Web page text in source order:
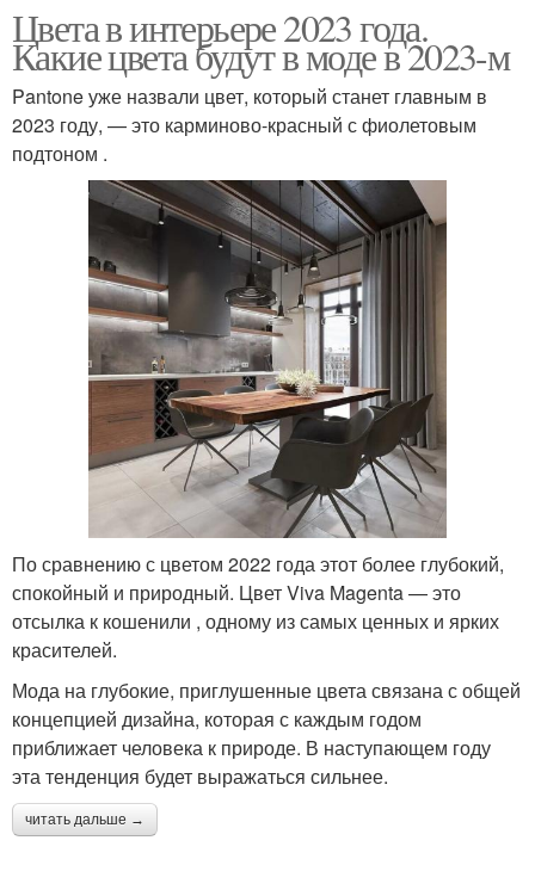
Цвета в интерьере 2023 года.
Какие цвета будут в моде в 2023-м
Pantone уже назвали цвет, который станет главным в
2023 году, — это карминово-красный с фиолетовым
подтоном .
По сравнению с цветом 2022 года этот более глубокий,
спокойный и природный. Цвет Viva Magenta — это
отсылка к кошенили , одному из самых ценных и ярких
красителей.
Мода на глубокие, приглушенные цвета связана с общей
концепцией дизайна, которая с каждым годом
приближает человека к природе. В наступающем году
эта тенденция будет выражаться сильнее.
читать дальше →